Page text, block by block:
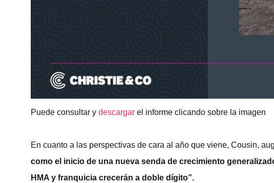
Puede consultar y descargar el informe clicando sobre la imagen
En cuanto a las perspectivas de cara al año que viene, Cousin,
como el inicio de una nueva senda de crecimiento
HMA y franquicia crecerán a doble dígito”.